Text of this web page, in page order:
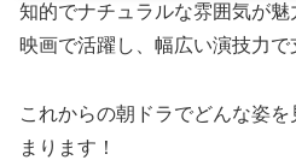
知的でナチュラルな雰囲気が
映画で活躍し、幅広い演技力で
これからの朝ドラでどんな姿
まります！